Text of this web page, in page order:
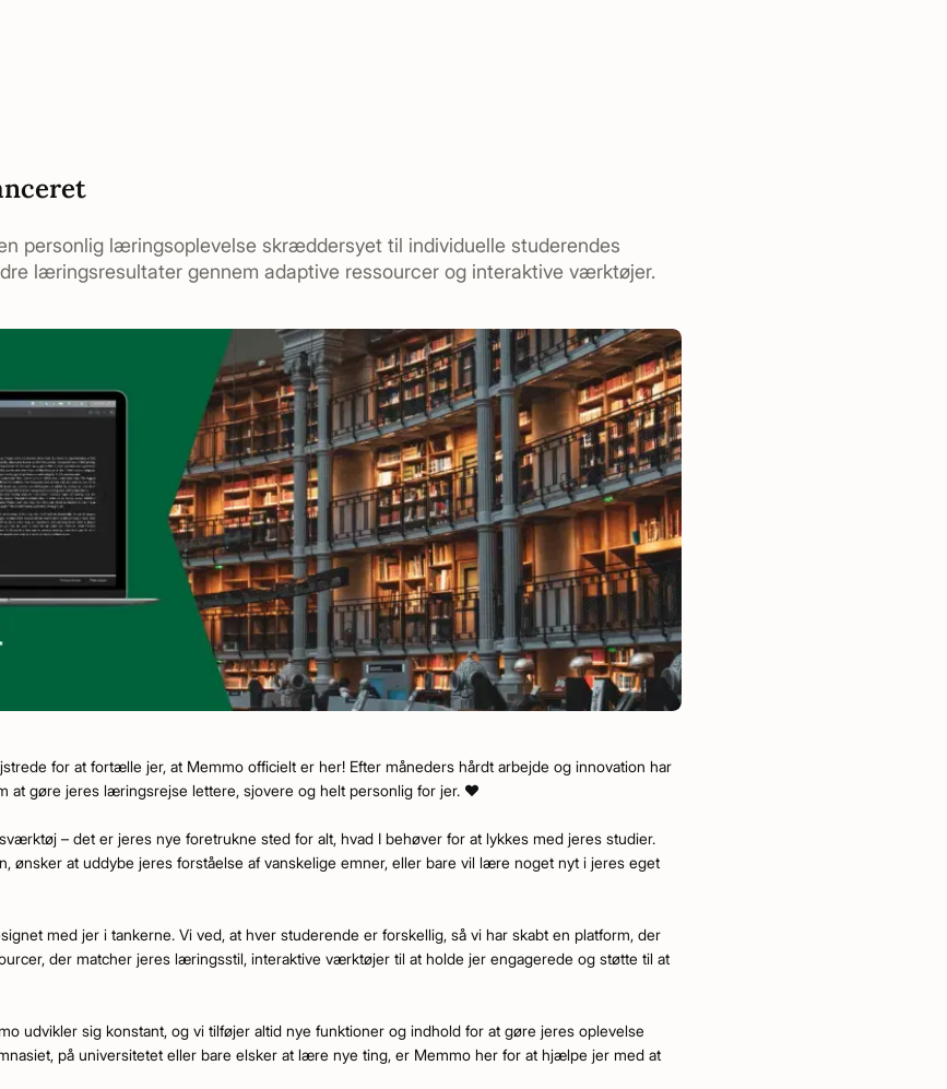
personlig læringsoplevelse skræddersyet til individuelle studerendes
læringsresultater gennem adaptive ressourcer og interaktive værktøjer.
for at fortælle jer, at Memmo officielt er her! Efter måneders hårdt arbejde og innovation har
at gøre jeres læringsrejse lettere, sjovere og helt personlig for jer. ❤️
– det er jeres nye foretrukne sted for alt, hvad I behøver for at lykkes med jeres studier.
ønsker at uddybe jeres forståelse af vanskelige emner, eller bare vil lære noget nyt i jeres eget
med jer i tankerne. Vi ved, at hver studerende er forskellig, så vi har skabt en platform, der
der matcher jeres læringsstil, interaktive værktøjer til at holde jer engagerede og støtte til at
udvikler sig konstant, og vi tilføjer altid nye funktioner og indhold for at gøre jeres oplevelse
på universitetet eller bare elsker at lære nye ting, er Memmo her for at hjælpe jer med at